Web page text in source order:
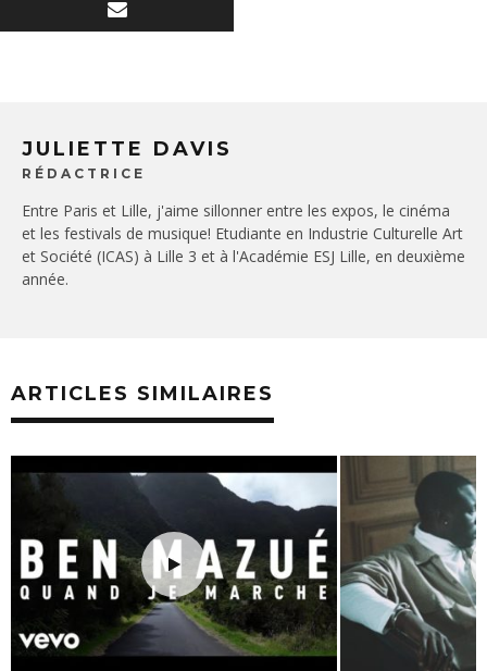
JULIETTE DAVIS
RÉDACTRICE
Entre Paris et Lille, j'aime sillonner entre les expos, le cinéma
et les festivals de musique! Etudiante en Industrie Culturelle Art
et Société (ICAS) à Lille 3 et à l'Académie ESJ Lille, en deuxième
année.
ARTICLES SIMILAIRES